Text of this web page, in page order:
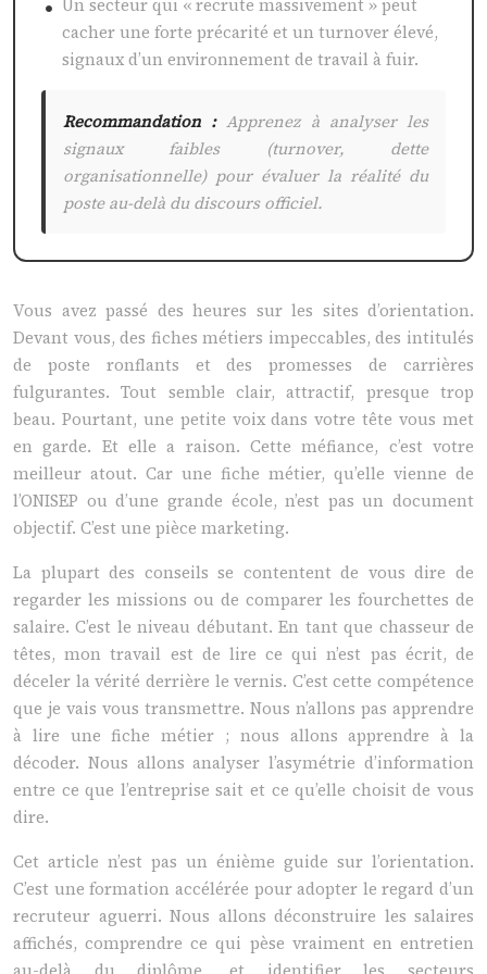
cacher une forte précarité et un turnover élevé,
signaux d’un environnement de travail à fuir.
Recommandation :Apprenez à analyser les
signaux faibles (turnover, dette
organisationnelle) pour évaluer la réalité du
poste au-delà du discours officiel.
Vous avez passé des heures sur les sites d’orientation.
Devant vous, des fiches métiers impeccables, des intitulés
de poste ronflants et des promesses de carrières
fulgurantes. Tout semble clair, attractif, presque trop
beau. Pourtant, une petite voix dans votre tête vous met
en garde. Et elle a raison. Cette méfiance, c’est votre
meilleur atout. Car une fiche métier, qu’elle vienne de
l’ONISEP ou d’une grande école, n’est pas un document
objectif. C’est une pièce marketing.
La plupart des conseils se contentent de vous dire de
regarder les missions ou de comparer les fourchettes de
salaire. C’est le niveau débutant. En tant que chasseur de
têtes, mon travail est de lire ce qui n’est pas écrit, de
déceler la vérité derrière le vernis. C’est cette compétence
que je vais vous transmettre. Nous n’allons pas apprendre
à lire une fiche métier ; nous allons apprendre à la
décoder. Nous allons analyser l’asymétrie d’information
entre ce que l’entreprise sait et ce qu’elle choisit de vous
dire.
Cet article n’est pas un énième guide sur l’orientation.
C’est une formation accélérée pour adopter le regard d’un
recruteur aguerri. Nous allons déconstruire les salaires
affichés, comprendre ce qui pèse vraiment en entretien